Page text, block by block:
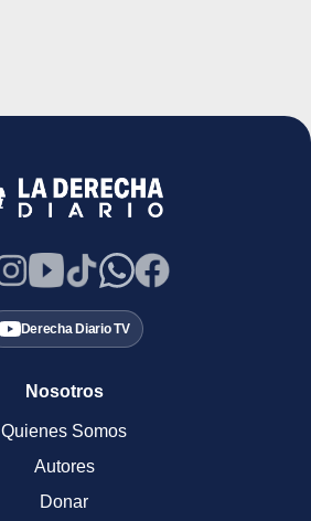
Derecha Diario TV
Nosotros
Quienes Somos
Autores
Donar